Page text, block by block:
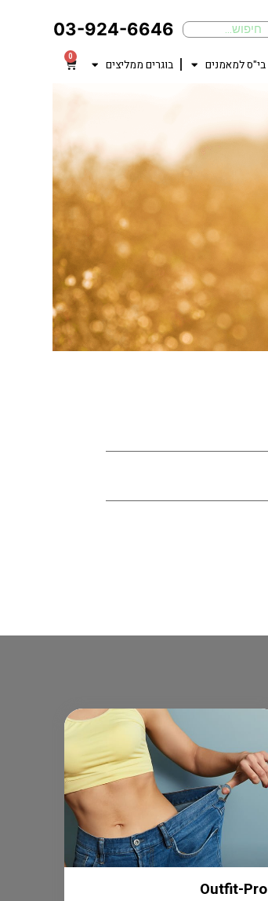
03-924-6646
בי"ס למאמנים בוגרים ממליצים
0
Outfit-Pro